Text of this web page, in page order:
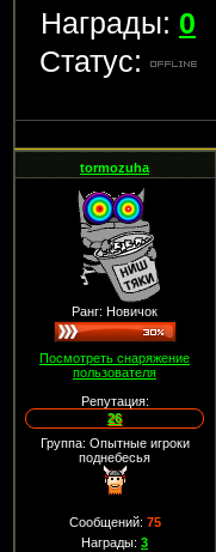
Награды: 0
Статус:
tormozuha
Ранг: Новичок
Посмотреть снаряжение
пользователя
Репутация:
26
Группа: Опытные игроки
поднебесья
Сообщений: 75
Награды: 3